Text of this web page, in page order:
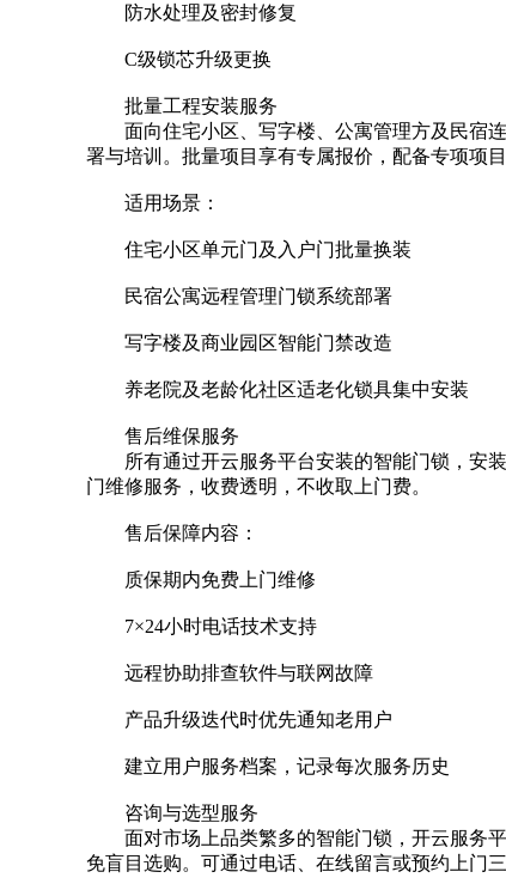
防水处理及密封修复
C级锁芯升级更换
批量工程安装服务
面向住宅小区、写字楼、公寓管理方及民宿
署与培训。批量项目享有专属报价，配备专项项
适用场景：
住宅小区单元门及入户门批量换装
民宿公寓远程管理门锁系统部署
写字楼及商业园区智能门禁改造
养老院及老龄化社区适老化锁具集中安装
售后维保服务
所有通过开云服务平台安装的智能门锁，安
门维修服务，收费透明，不收取上门费。
售后保障内容：
质保期内免费上门维修
7×24小时电话技术支持
远程协助排查软件与联网故障
产品升级迭代时优先通知老用户
建立用户服务档案，记录每次服务历史
咨询与选型服务
面对市场上品类繁多的智能门锁，开云服务
免盲目选购。可通过电话、在线留言或预约上门